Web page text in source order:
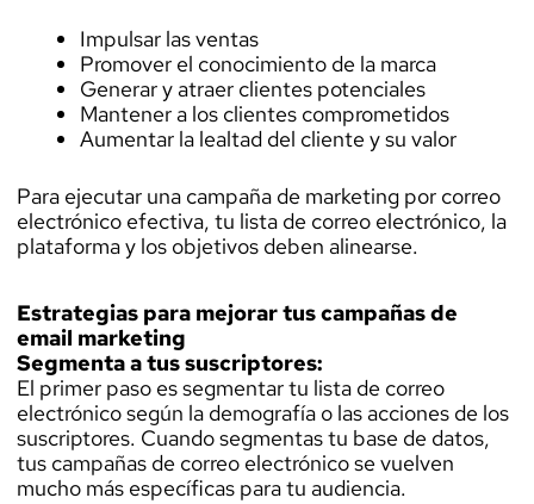
Impulsar las ventas
Promover el conocimiento de la marca
Generar y atraer clientes potenciales
Mantener a los clientes comprometidos
Aumentar la lealtad del cliente y su valor
Para ejecutar una campaña de marketing por correo
electrónico efectiva, tu lista de correo electrónico, la
plataforma y los objetivos deben alinearse.
Estrategias para mejorar tus campañas de
email marketing
Segmenta a tus suscriptores:
El primer paso es segmentar tu lista de correo
electrónico según la demografía o las acciones de los
suscriptores. Cuando segmentas tu base de datos,
tus campañas de correo electrónico se vuelven
mucho más específicas para tu audiencia.